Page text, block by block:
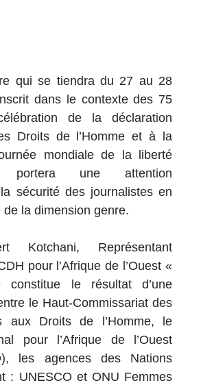
qui se tiendra du 27 au 28
dans le contexte des 75
de la déclaration
Droits de l’Homme et à la
mondiale de la liberté
portera une attention
sécurité des journalistes en
la dimension genre.
Kotchani, Représentant
pour l’Afrique de l’Ouest «
constitue le résultat d’une
le Haut-Commissariat des
aux Droits de l’Homme, le
pour l’Afrique de l’Ouest
les agences des Nations
: UNESCO et ONU Femmes